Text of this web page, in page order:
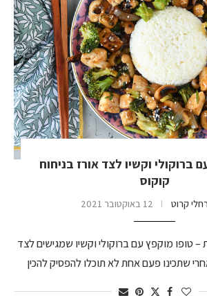
ברוקולי וקשיו לצד אורז בניחוח
קוקוס
רחלי קרוט 12 באוקטובר 2021
טופו מוקפץ עם ברוקולי וקשיו שמגישים לצד
שתכינו פעם אחת לא תוכלו להפסיק להכין